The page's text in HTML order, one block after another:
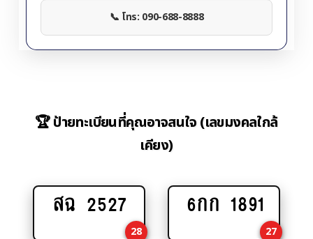
📞 โทร: 090-688-8888
🏆 ป้ายทะเบียนที่คุณอาจสนใจ (เลขมงคลใกล้
เคียง)
Add
สฉ 2527
28
Add
6กก 1891
27